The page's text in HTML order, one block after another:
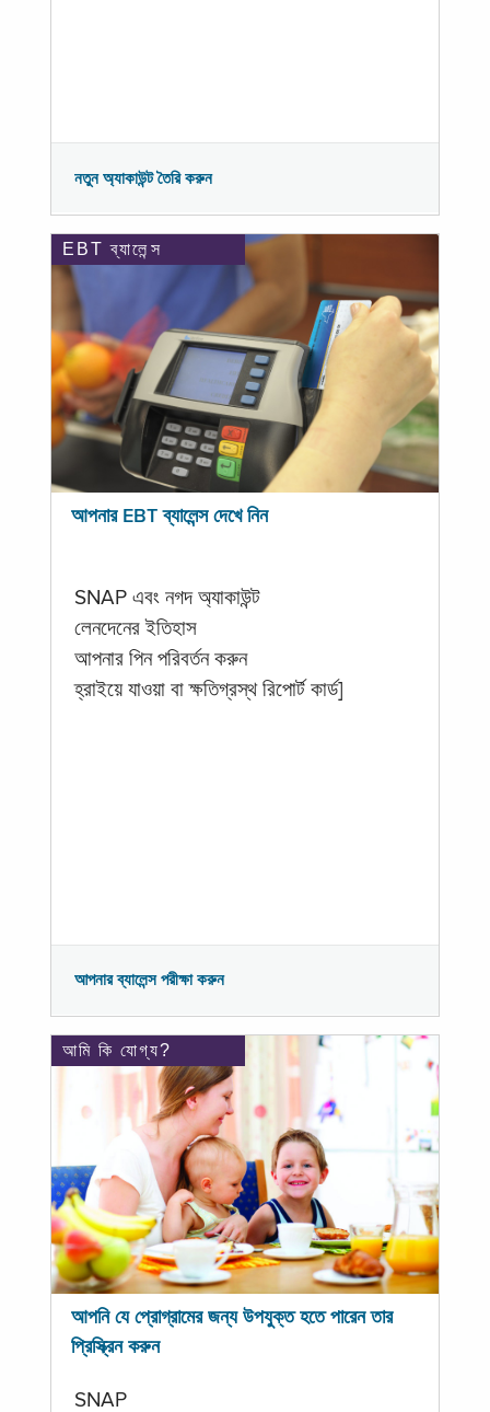
নতুন অ্যাকাউন্ট তৈরি করুন
EBT ব্যালেন্স
আপনার EBT ব্যালেন্স দেখে নিন
SNAP এবং নগদ অ্যাকাউন্ট
লেনদেনের ইতিহাস
আপনার পিন পরিবর্তন করুন
হ্রাইয়ে যাওয়া বা ক্ষতিগ্রস্থ রিপোর্ট কার্ড]
আপনার ব্যালেন্স পরীক্ষা করুন
আমি কি যোগ্য?
আপনি যে প্রোগ্রামের জন্য উপযুক্ত হতে পারেন তার
প্রিস্ক্রিন করুন
SNAP